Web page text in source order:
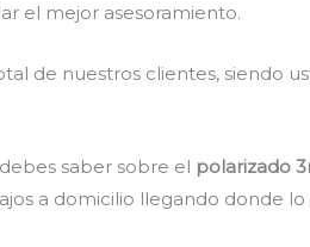
el mejor asesoramiento.
de nuestros clientes, siendo
saber sobre el polarizado
a domicilio llegando donde lo